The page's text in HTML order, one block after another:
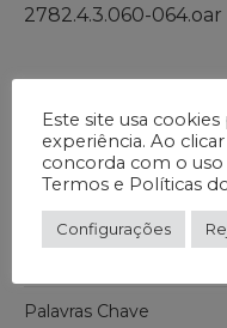
2782.4.3.060-064.oar
Autores
Palavras Chave
Este site usa
experiência. Ao
concorda com o
Termos e Políticas
Configurações